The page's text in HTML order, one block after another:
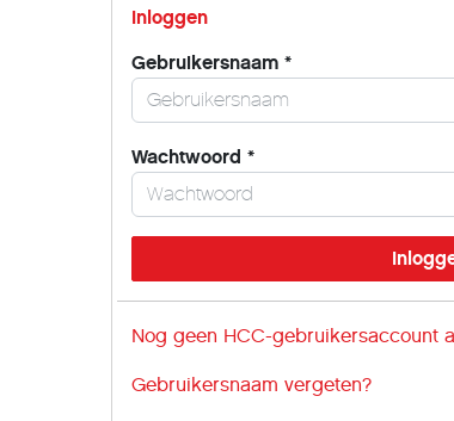
Inloggen
Gebruikersnaam *
Wachtwoord *
Nog geen HCC-gebruikersaccount
Gebruikersnaam vergeten?